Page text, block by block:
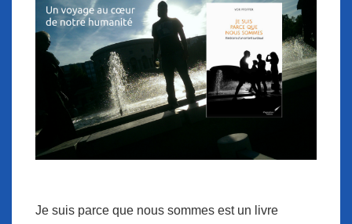
Je suis parce que nous sommes est un livre